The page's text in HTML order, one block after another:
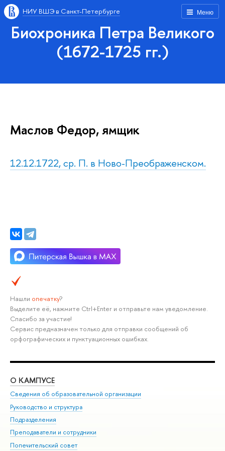
Меню
НИУ ВШЭ в Санкт-Петербурге
Биохроника Петра Великого
(1672-1725 гг.)
Маслов Федор, ямщик
12.12.1722, ср. П. в Ново-Преображенском.
Нашли опечатку?
Выделите её, нажмите Ctrl+Enter и отправьте нам уведомление.
Спасибо за участие!
Сервис предназначен только для отправки сообщений об
орфографических и пунктуационных ошибках.
О КАМПУСЕ
Сведения об образовательной организации
Руководство и структура
Подразделения
Преподаватели и сотрудники
Попечительский совет